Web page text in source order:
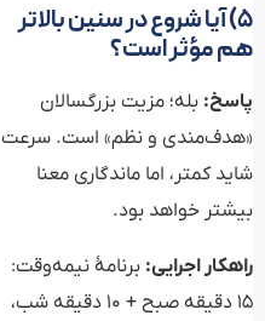
۵) آیا شروع در سنین بالاتر
هم مؤثر است؟
پاسخ: بله؛ مزیت بزرگسالان
«هدف‌مندی و نظم» است. سرعت
شاید کمتر، اما ماندگاری معنا
بیشتر خواهد بود.
راهکار اجرایی: برنامهٔ نیمه‌وقت:
۱۵ دقیقه صبح + ۱۰ دقیقه شب،